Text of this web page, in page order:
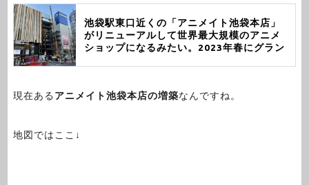
池袋駅東口近くの「アニメイト池袋本店」
がリニューアルして世界最大規模のアニメ
ショップになるみたい。2023年春にグラン
現在ある アニメイト池袋本店の増築なんですね。
地図ではここ↓